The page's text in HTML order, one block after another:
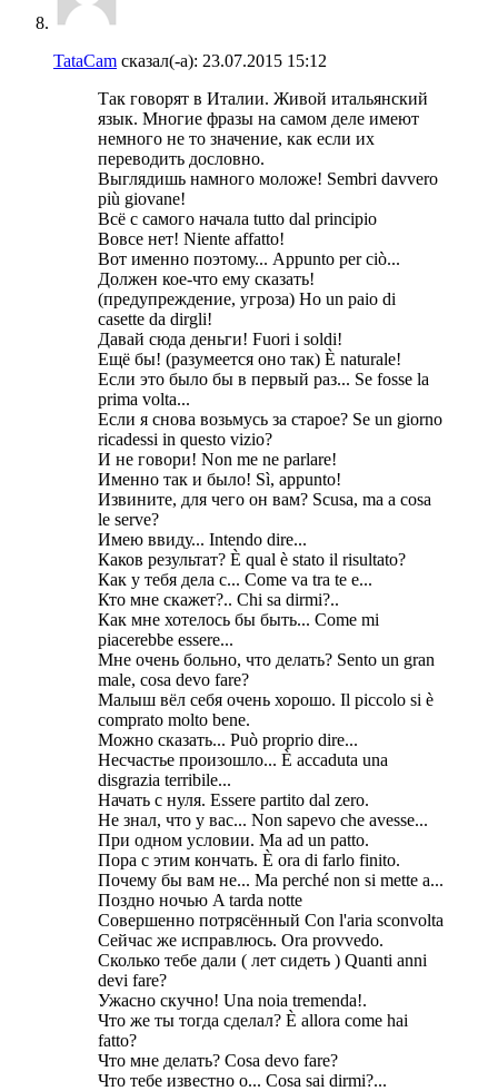
TataCam сказал(-а): 23.07.2015 15:12
Так говорят в Италии. Живой итальянский
язык. Многие фразы на самом деле имеют
немного не то значение, как если их
переводить дословно.
Выглядишь намного моложе! Sembri davvero
più giovane!
Вcё с самого начала tutto dal principio
Вовсе нет! Niente affatto!
Вот именно поэтому... Appunto per ciò...
Должен кое-что ему сказать!
(предупреждение, угроза) Ho un paio di
casette da dirgli!
Давай сюда деньги! Fuori i soldi!
Ещё бы! (разумеется оно так) È naturale!
Если это было бы в первый раз... Se fosse la
prima volta...
Если я снова возьмусь за старое? Se un giorno
ricadessi in questo vizio?
И не говори! Non me ne parlare!
Именно так и было! Sì, appunto!
Извините, для чего он вам? Scusa, ma a cosa
le serve?
Имею ввиду... Intendo dire...
Каков результат? È qual è stato il risultato?
Как у тебя дела с... Come va tra te e...
Кто мне скажет?.. Chi sa dirmi?..
Как мне хотелось бы быть... Come mi
piacerebbe essere...
Мне очень больно, что делать? Sento un gran
male, cosa devo fare?
Малыш вёл себя очень хорошо. Il piccolo si è
comprato molto bene.
Можно сказать... Può proprio dire...
Несчастье произошло... È accaduta una
disgrazia terribile...
Начать с нуля. Essere partito dal zero.
Не знал, что у вас... Non sapevo che avesse...
При одном условии. Ma ad un patto.
Пора с этим кончать. È ora di farlo finito.
Почему бы вам не... Ma perché non si mette a...
Поздно ночью A tarda notte
Совершенно потрясённый Con l'aria sconvolta
Сейчас же исправлюсь. Ora provvedo.
Сколько тебе дали ( лет сидеть ) Quanti anni
devi fare?
Ужасно скучно! Una noia tremenda!.
Что же ты тогда сделал? È allora come hai
fatto?
Что мне делать? Cosa devo fare?
Что тебе известно о... Cosa sai dirmi?...